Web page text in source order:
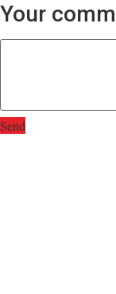
Your
Send